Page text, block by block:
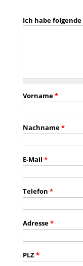
Ich habe
Vorname*
Nachname*
E-Mail *
Telefon *
Adresse*
PLZ*